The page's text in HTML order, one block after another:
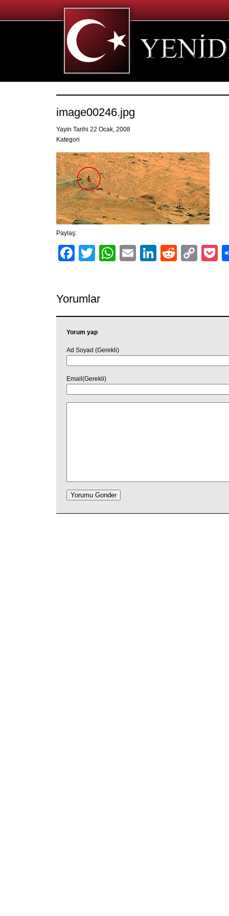
image00246.jpg
Yayin Tarihi 22 Ocak, 2008
Kategori
Paylaş:
Facebook
TwitterWhatsApp
EmailLinkedIn
Reddit
Yorumlar
Yorum yap
Ad Soyad (Gerekli)
Email(Gerekli)